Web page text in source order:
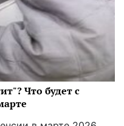
Что будет с